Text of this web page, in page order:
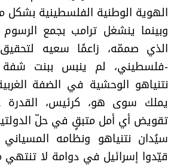
الهوية الوطنية الفلسطينية بشكل
وبينما ينشغل ترامب بجمع
الذي صممّه، زاعمًا سعيه
-فلسطيني، لم ينبس ببنت شفة
نتنياهو الوحشية في الضفة
يملك سوى هو، كرئيس، القدرة
تقويض أي أمل متبقٍ في حلّ
سيُدان نتنياهو ونظامه
قيّدوا إسرائيل في دوامة لا تنتهي